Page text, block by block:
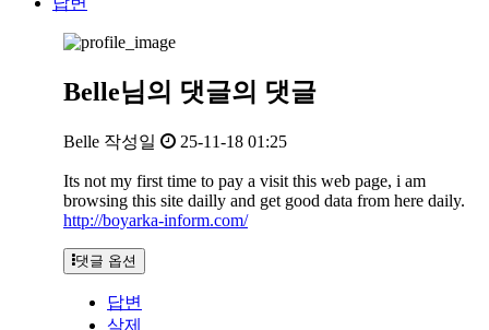
Belle님의 댓글의 댓글
Belle 작성일 25-11-18 01:25
Its not my first time to pay a visit this web page, i am
browsing this site dailly and get good data from here daily.
http://boyarka-inform.com/
댓글 옵션
답변
삭제